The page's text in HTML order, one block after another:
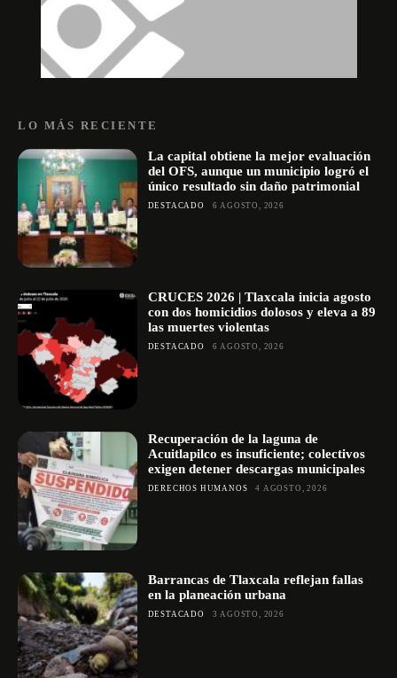
LO MÁS RECIENTE
La capital obtiene la mejor evaluación
del OFS, aunque un municipio logró el
único resultado sin daño patrimonial
DESTACADO 6 AGOSTO, 2026
CRUCES 2026 | Tlaxcala inicia agosto
con dos homicidios dolosos y eleva a 89
las muertes violentas
DESTACADO 6 AGOSTO, 2026
Recuperación de la laguna de
Acuitlapilco es insuficiente; colectivos
exigen detener descargas municipales
DERECHOS HUMANOS 4 AGOSTO, 2026
Barrancas de Tlaxcala reflejan fallas
en la planeación urbana
DESTACADO 3 AGOSTO, 2026